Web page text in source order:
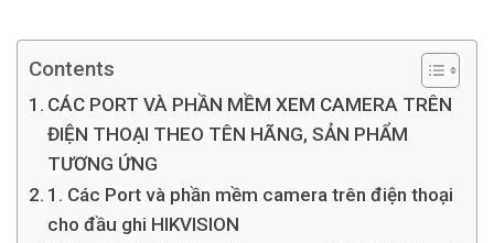
Contents
CÁC PORT VÀ PHẦN MỀM XEM CAMERA TRÊN
ĐIỆN THOẠI THEO TÊN HÃNG, SẢN PHẨM
TƯƠNG ỨNG
1. Các Port và phần mềm camera trên điện thoại
cho đầu ghi HIKVISION